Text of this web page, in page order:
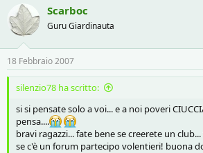
Scarboc
Guru Giardinauta
18 Febbraio 2007
silenzio78 ha scritto:
si si pensate solo a voi... e a noi poveri
pensa....
bravi ragazzi... fate bene se creerete un
se c'è un forum partecipo volentieri! buona